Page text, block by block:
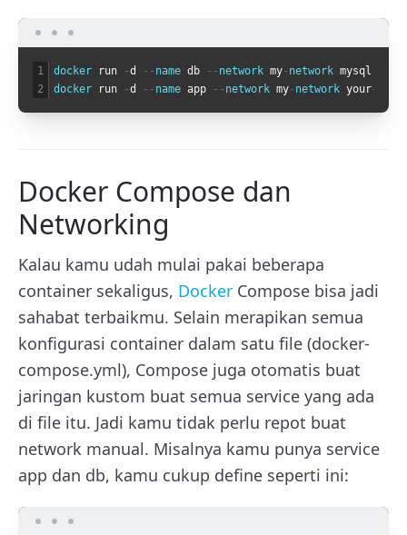
1
2
docker run -d --name db --network my-network mysql :
docker
run -d --name app --network my-network your-
Docker Compose dan
Networking
Kalau kamu udah mulai pakai beberapa
container sekaligus, Docker Compose bisa jadi
sahabat terbaikmu. Selain merapikan semua
konfigurasi container dalam satu file (docker-
compose.yml), Compose juga otomatis buat
jaringan kustom buat semua service yang ada
di file itu. Jadi kamu tidak perlu repot buat
network manual. Misalnya kamu punya service
app dan db, kamu cukup define seperti ini: